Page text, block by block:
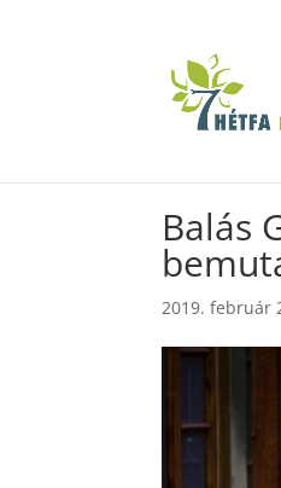
Balás
2019. február